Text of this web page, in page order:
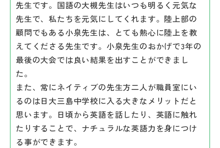
先生です。国語の大槻先生はいつも明るく元気な
先生で、私たちを元気にしてくれます。陸上部の
顧問でもある小泉先生は、とても熱心に陸上を教
えてくださる先生です。小泉先生のおかげで3年の
最後の大会では良い結果を出すことができまし
た。
また、常にネイティブの先生方二人が職員室にい
るのは日大三島中学校に入る大きなメリットだと
思います。日頃から英語を話したり、英語に触れ
たりすることで、ナチュラルな英語力を身につけ
る事ができます。